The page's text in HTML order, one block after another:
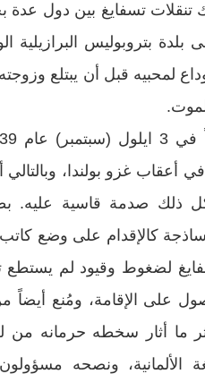
تنقلات تسفايغ بين دول عدة
بتروبوليس البرازيلية
لمحبيه قبل أن يبتلع
أعقاب غزو بولندا، وبالتالي
شكل ذلك صدمة قاسية عليه.
ساذجة كالإقدام على وضع
لضغوط وقيود لم يستطع
على الإقامة، ومُنع
ما أثار سخطه حرمانه من
ونصحه